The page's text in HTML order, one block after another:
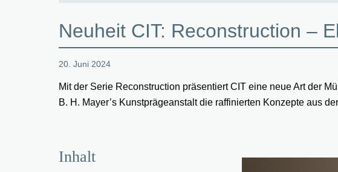
Neuheit CIT: Reconstruction –
20. Juni 2024
Mit der Serie Reconstruction präsentiert CIT eine neue Art der
B. H. Mayer’s Kunstprägeanstalt die raffinierten Konzepte aus
Inhalt